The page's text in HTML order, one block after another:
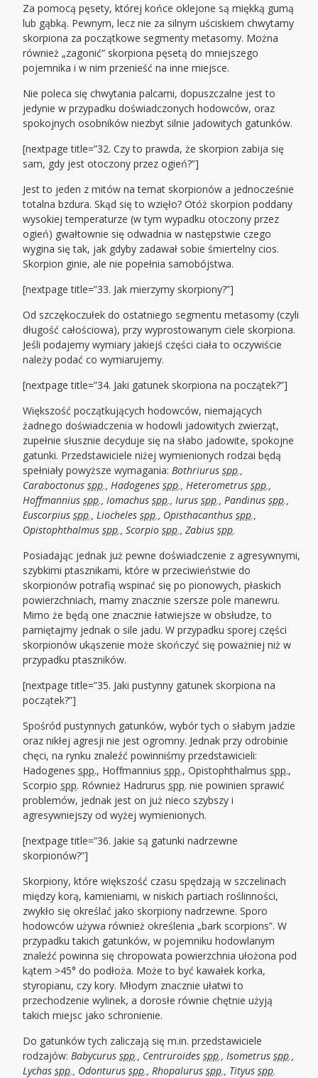
Za pomocą pęsety, której końce oklejone są miękką gumą
lub gąbką. Pewnym, lecz nie za silnym uściskiem chwytamy
skorpiona za początkowe segmenty metasomy. Można
również „zagonić” skorpiona pęsetą do mniejszego
pojemnika i w nim przenieść na inne miejsce.
Nie poleca się chwytania palcami, dopuszczalne jest to
jedynie w przypadku doświadczonych hodowców, oraz
spokojnych osobników niezbyt silnie jadowitych gatunków.
[nextpage title=”32. Czy to prawda, że skorpion zabija się
sam, gdy jest otoczony przez ogień?”]
Jest to jeden z mitów na temat skorpionów a jednocześnie
totalna bzdura. Skąd się to wzięło? Otóż skorpion poddany
wysokiej temperaturze (w tym wypadku otoczony przez
ogień) gwałtownie się odwadnia w następstwie czego
wygina się tak, jak gdyby zadawał sobie śmiertelny cios.
Skorpion ginie, ale nie popełnia samobójstwa.
[nextpage title=”33. Jak mierzymy skorpiony?”]
Od szczękoczułek do ostatniego segmentu metasomy (czyli
długość całościowa), przy wyprostowanym ciele skorpiona.
Jeśli podajemy wymiary jakiejś części ciała to oczywiście
należy podać co wymiarujemy.
[nextpage title=”34. Jaki gatunek skorpiona na początek?”]
Większość początkujących hodowców, niemających
żadnego doświadczenia w hodowli jadowitych zwierząt,
zupełnie słusznie decyduje się na słabo jadowite, spokojne
gatunki. Przedstawiciele niżej wymienionych rodzai będą
spełniały powyższe wymagania:Bothriurusspp.,
Caraboctonusspp., Hadogenesspp., Heterometrusspp.,
Hoffmanniusspp., Iomachusspp., Iurusspp., Pandinusspp.,
Euscorpiusspp., Liochelesspp., Opisthacanthusspp.,
Opistophthalmusspp., Scorpiospp., Zabiusspp.
Posiadając jednak już pewne doświadczenie z agresywnymi,
szybkimi ptasznikami, które w przeciwieństwie do
skorpionów potrafią wspinać się po pionowych, płaskich
powierzchniach, mamy znacznie szersze pole manewru.
Mimo że będą one znacznie łatwiejsze w obsłudze, to
pamiętajmy jednak o sile jadu. W przypadku sporej części
skorpionów ukąszenie może skończyć się poważniej niż w
przypadku ptaszników.
[nextpage title=”35. Jaki pustynny gatunek skorpiona na
początek?”]
Spośród pustynnych gatunków, wybór tych o słabym jadzie
oraz nikłej agresji nie jest ogromny. Jednak przy odrobinie
chęci, na rynku znaleźć powinniśmy przedstawicieli:
Hadogenes spp., Hoffmannius spp., Opistophthalmus spp.,
Scorpio spp. Również Hadrurus spp. nie powinien sprawić
problemów, jednak jest on już nieco szybszy i
agresywniejszy od wyżej wymienionych.
[nextpage title=”36. Jakie są gatunki nadrzewne
skorpionów?”]
Skorpiony, które większość czasu spędzają w szczelinach
między korą, kamieniami, w niskich partiach roślinności,
zwykło się określać jako skorpiony nadrzewne. Sporo
hodowców używa również określenia „bark scorpions”. W
przypadku takich gatunków, w pojemniku hodowlanym
znaleźć powinna się chropowata powierzchnia ułożona pod
kątem >45° do podłoża. Może to być kawałek korka,
styropianu, czy kory. Młodym znacznie ułatwi to
przechodzenie wylinek, a dorosłe równie chętnie użyją
takich miejsc jako schronienie.
Do gatunków tych zaliczają się m.in. przedstawiciele
rodzajów:Babycurusspp., Centruroidesspp., Isometrusspp.,
Lychasspp., Odonturusspp., Rhopalurusspp., Tityusspp.